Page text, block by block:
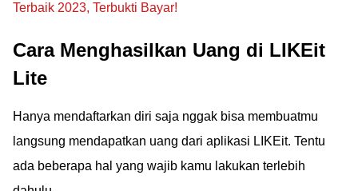
Terbaik 2023, Terbukti Bayar!
Cara Menghasilkan Uang di LIKEit
Lite
Hanya mendaftarkan diri saja nggak bisa membuatmu
langsung mendapatkan uang dari aplikasi LIKEit. Tentu
ada beberapa hal yang wajib kamu lakukan terlebih